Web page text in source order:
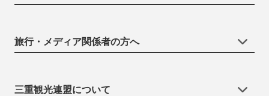
旅行・メディア関係者の方へ
三重観光連盟について